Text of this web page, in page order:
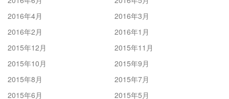
2016年4月
2016年3月
2016年2月
2016年1月
2015年12月
2015年11月
2015年10月
2015年9月
2015年8月
2015年7月
2015年6月
2015年5月